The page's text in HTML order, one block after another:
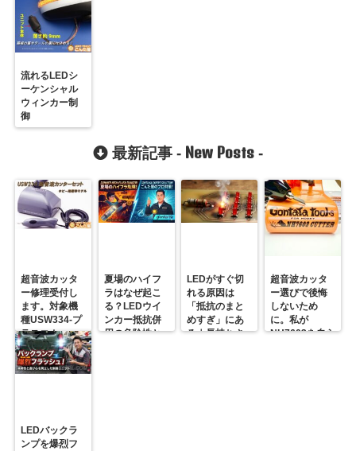
流れるLEDシ
ーケンシャル
ウィンカー制
御
最新記事 - New Posts -
超音波カッタ
ー修理受付し
ます。対象機
種USW334-プ
ラスコム-
R31GONTA
夏場のハイフ
ラはなぜ起こ
る？LEDウイ
ンカー抵抗併
用の危険性と
LEDがすぐ切
れる原因は
「抵抗のまと
めすぎ」にあ
る｜長持ちさ
超音波カッタ
ー選びで後悔
しないため
に。私が
NH7603を自ら
LEDバックラ
ンプを爆烈フ